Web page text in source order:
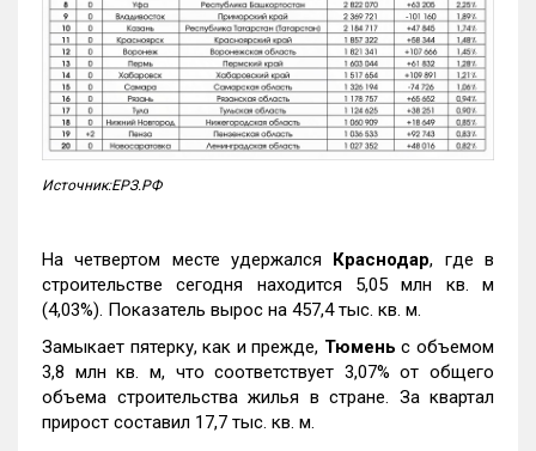
Источник:ЕРЗ.РФ
На четвертом месте удержался Краснодар, где в
строительстве сегодня находится 5,05 млн кв. м
(4,03%). Показатель вырос на 457,4 тыс. кв. м.
Замыкает пятерку, как и прежде, Тюмень с объемом
3,8 млн кв. м, что соответствует 3,07% от общего
объема строительства жилья в стране. За квартал
прирост составил 17,7 тыс. кв. м.